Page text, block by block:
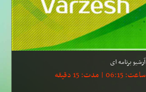
آرشیو برنامه ای